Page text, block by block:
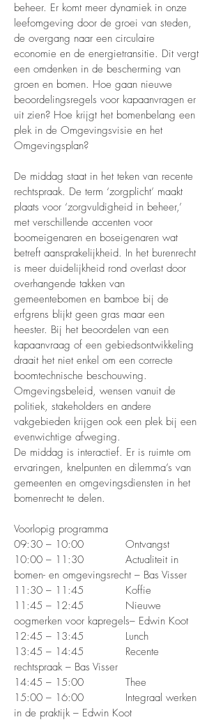
beheer. Er komt meer dynamiek in onze
leefomgeving door de groei van steden,
de overgang naar een circulaire
economie en de energietransitie. Dit vergt
een omdenken in de bescherming van
groen en bomen. Hoe gaan nieuwe
beoordelingsregels voor kapaanvragen er
uit zien? Hoe krijgt het bomenbelang een
plek in de Omgevingsvisie en het
Omgevingsplan?
De middag staat in het teken van recente
rechtspraak. De term ‘zorgplicht’ maakt
plaats voor ‘zorgvuldigheid in beheer,’
met verschillende accenten voor
boomeigenaren en boseigenaren wat
betreft aansprakelijkheid. In het burenrecht
is meer duidelijkheid rond overlast door
overhangende takken van
gemeentebomen en bamboe bij de
erfgrens blijkt geen gras maar een
heester. Bij het beoordelen van een
kapaanvraag of een gebiedsontwikkeling
draait het niet enkel om een correcte
boomtechnische beschouwing.
Omgevingsbeleid, wensen vanuit de
politiek, stakeholders en andere
vakgebieden krijgen ook een plek bij een
evenwichtige afweging.
De middag is interactief. Er is ruimte om
ervaringen, knelpunten en dilemma’s van
gemeenten en omgevingsdiensten in het
bomenrecht te delen.
Voorlopig programma
09:30 – 10:00 Ontvangst
10:00 – 11:30 Actualiteit in
bomen- en omgevingsrecht – Bas Visser
11:30 – 11:45 Koffie
11:45 – 12:45 Nieuwe
oogmerken voor kapregels– Edwin Koot
12:45 – 13:45 Lunch
13:45 – 14:45 Recente
rechtspraak – Bas Visser
14:45 – 15:00 Thee
15:00 – 16:00 Integraal werken
in de praktijk – Edwin Koot